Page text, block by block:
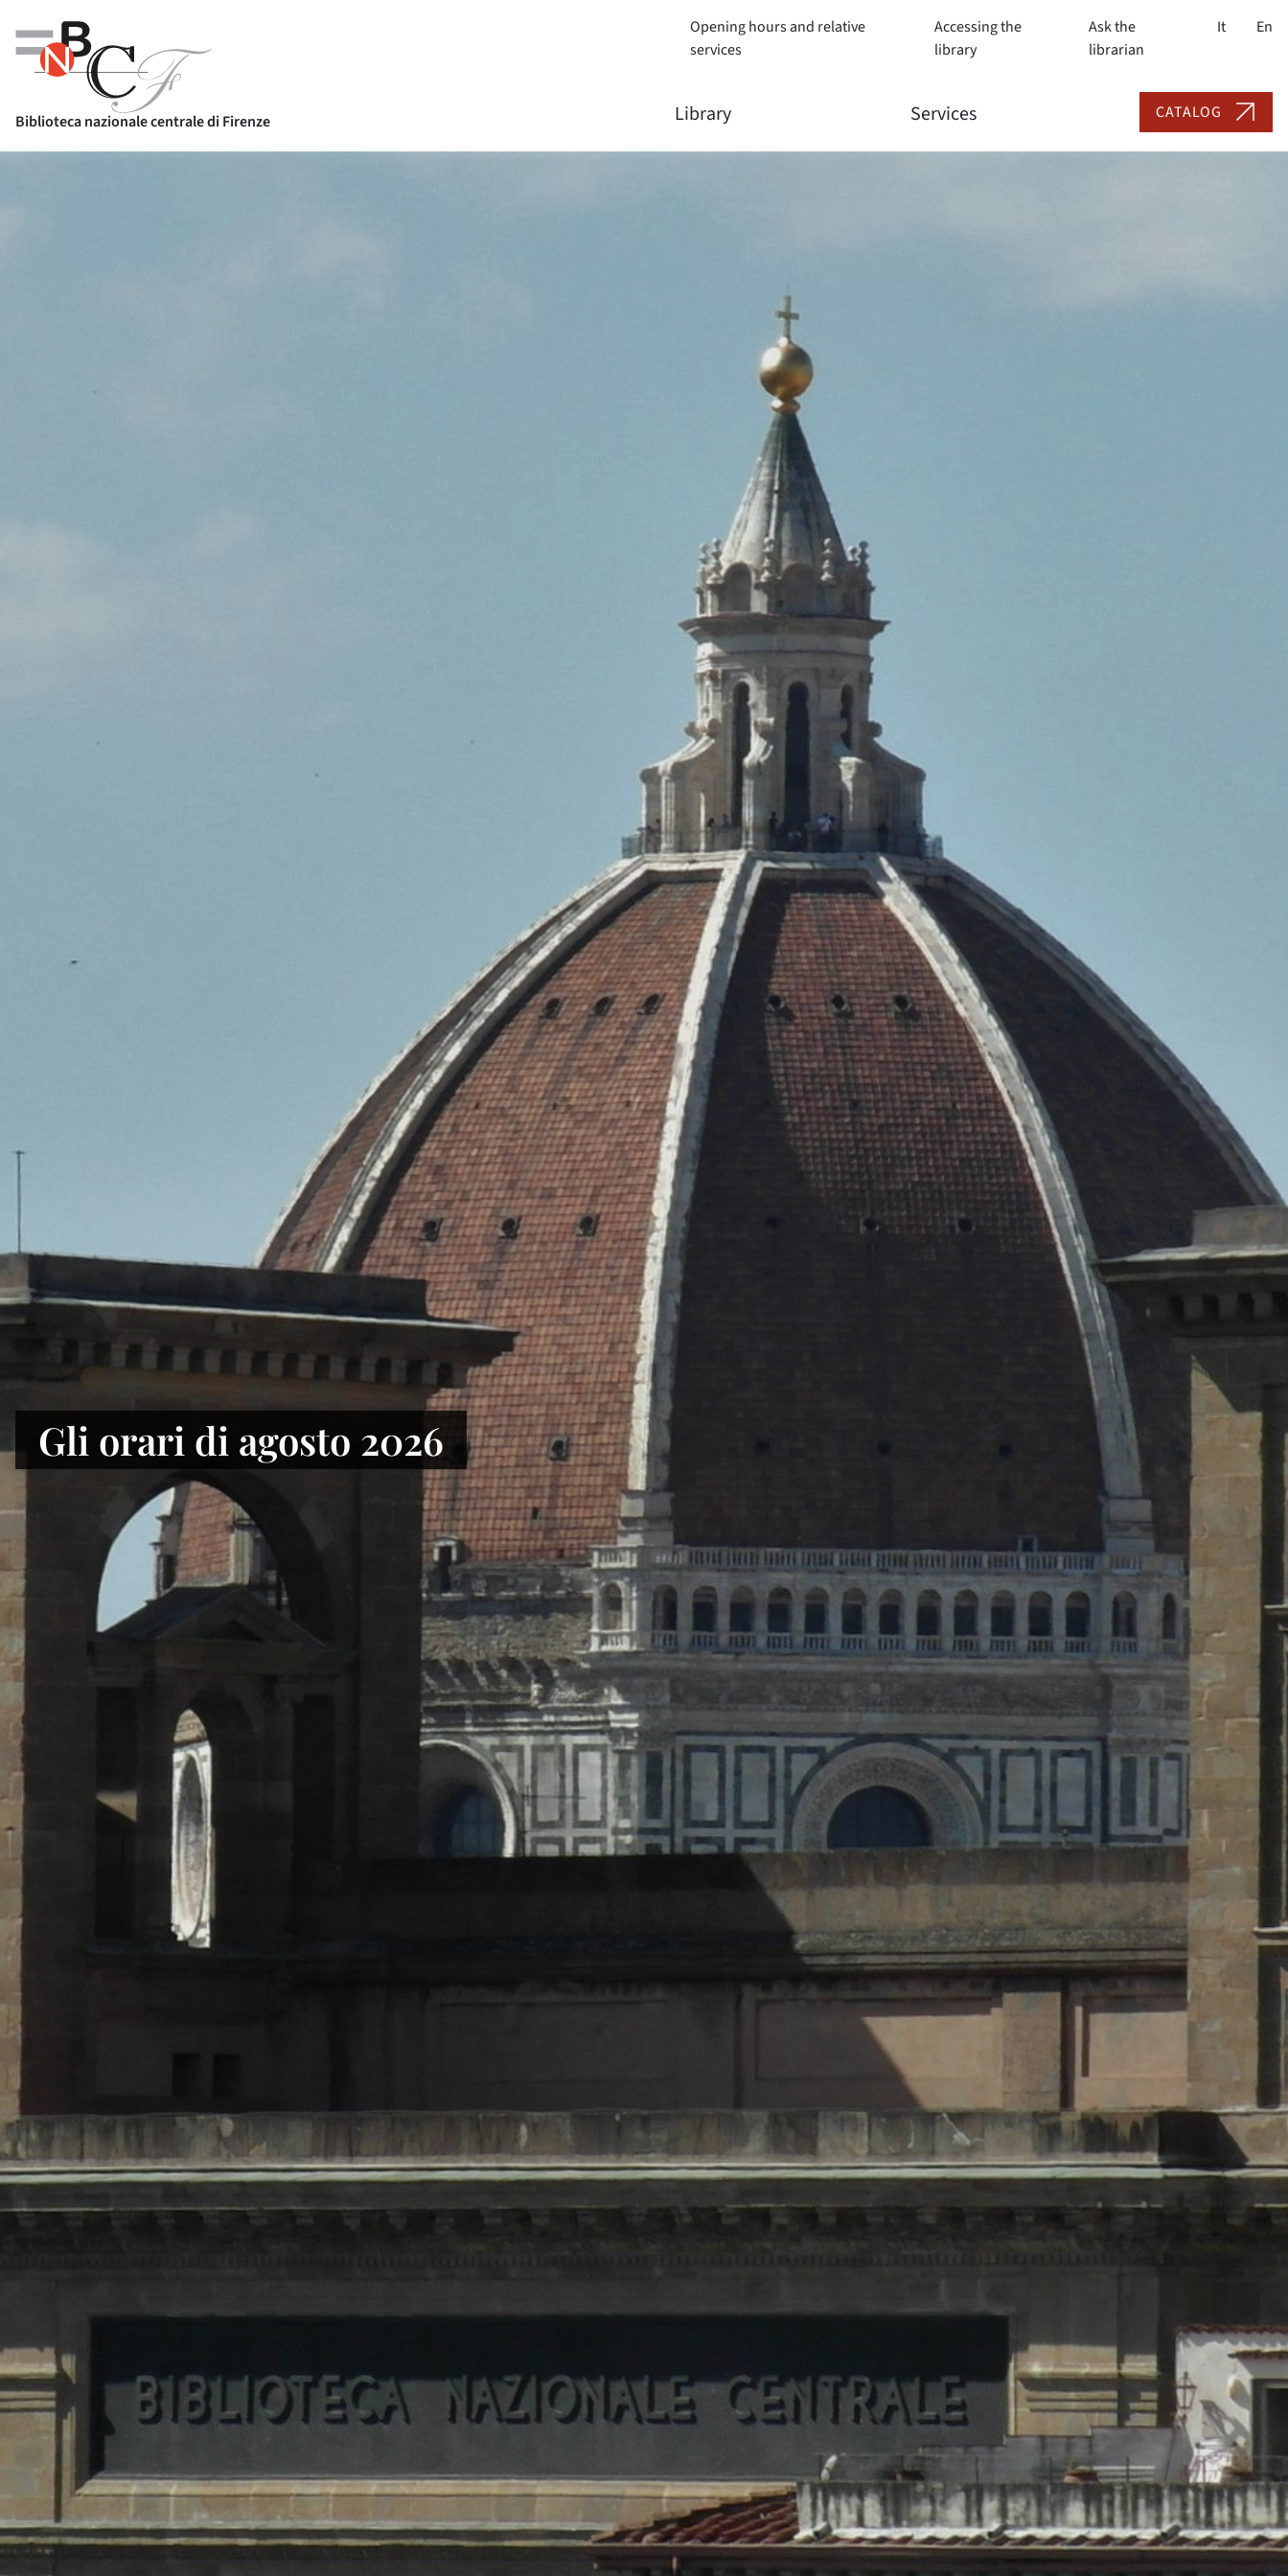
Biblioteca nazionale centrale di Firenze
Opening hours and relative
services
Accessing the
library
Ask the
librarian
It En
Library Services CATALOG
Gli orari di agosto 2026
Alla Biblioteca nazionale centrale
di Firenze il Fondo Gianni Bono